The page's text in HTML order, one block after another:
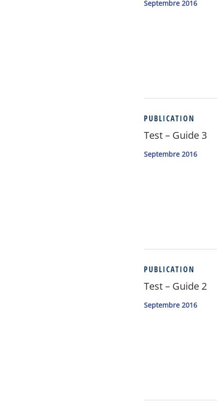
Septembre 2016
PUBLICATION
Test – Guide 3
Septembre 2016
PUBLICATION
Test – Guide 2
Septembre 2016